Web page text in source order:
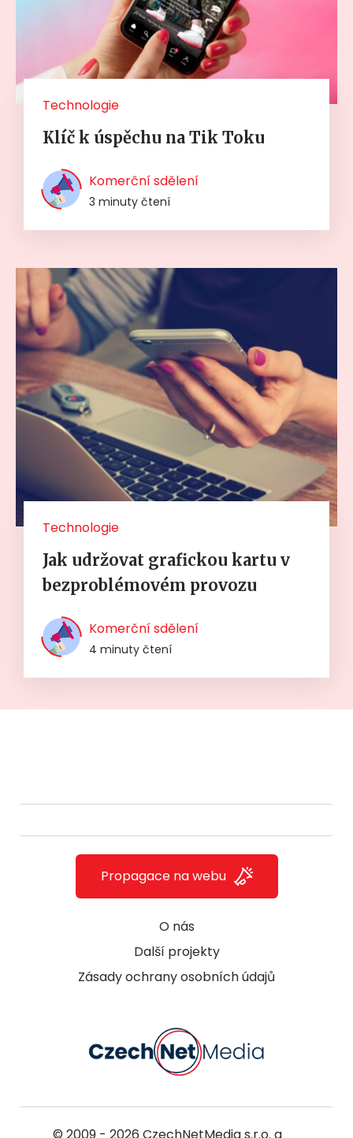
Technologie
Klíč k úspěchu na Tik Toku
Komerční sdělení
3 minuty čtení
Technologie
Jak udržovat grafickou kartu v
bezproblémovém provozu
Komerční sdělení
4 minuty čtení
O nás
Další projekty
Zásady ochrany osobních údajů
Propagace na webu